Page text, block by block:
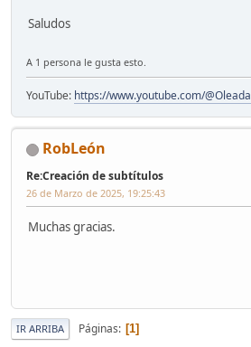
Saludos
A 1 persona le gusta esto.
YouTube: https://www.youtube.com/@Oleada
RobLeón
Re:Creación de subtítulos
26 de Marzo de 2025, 19:25:43
Muchas gracias.
IR ARRIBA Páginas 1